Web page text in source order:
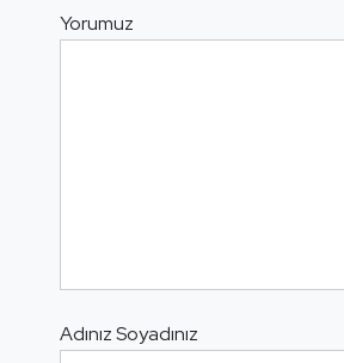
Yorumuz
Adınız Soyadınız